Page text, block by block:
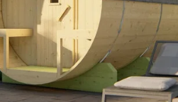
calefacción: Si
funciona con
chimenea
saunas
infrarrojos,
los cables y